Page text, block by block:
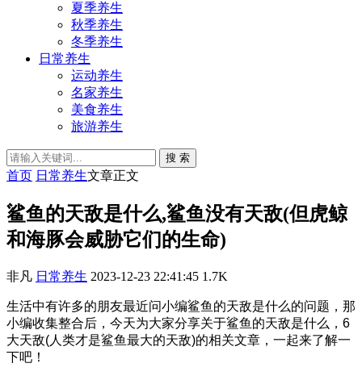
夏季养生
秋季养生
冬季养生
日常养生
运动养生
名家养生
美食养生
旅游养生
搜 索
首页 日常养生文章正文
鲨鱼的天敌是什么,鲨鱼没有天敌(但虎鲸
和海豚会威胁它们的生命)
非凡 日常养生 2023-12-23 22:41:45 1.7K
生活中有许多的朋友最近问小编鲨鱼的天敌是什么的问题，那
小编收集整合后，今天为大家分享关于鲨鱼的天敌是什么，6
大天敌(人类才是鲨鱼最大的天敌)的相关文章，一起来了解一
下吧！